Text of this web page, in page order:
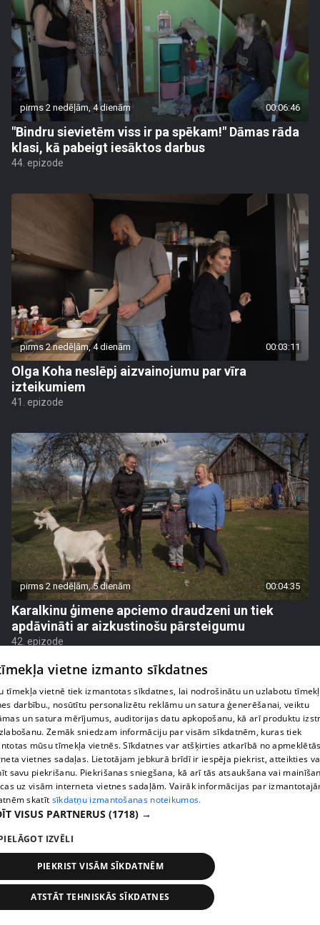
pirms 2 nedēļām, 4 dienām 00:06:46
"Bindru sievietēm viss ir pa spēkam!" Dāmas rāda
klasi, kā pabeigt iesāktos darbus
44. epizode
pirms 2 nedēļām, 4 dienām 00:03:11
Olga Koha neslēpj aizvainojumu par vīra
izteikumiem
41. epizode
pirms 2 nedēļām, 5 dienām 00:04:35
Karalkinu ģimene apciemo draudzeni un tiek
apdāvināti ar aizkustinošu pārsteigumu
42. epizode
Agrita Bindre stāsta, kā meita pielāgojas jaunajai
skolas un internāta ikdienai
45. epizode
vietne izmanto sīkdatnes
tīmekļa vietnē tiek izmantotas sīkdatnes, lai nodrošinātu un uzlabotu
darbību., nosūtītu personalizētu reklāmu un satura ģenerēšanai, veiktu
un satura mērījumus, auditorijas datu apkopošanu, kā arī produktu
Zemāk sniedzam informāciju par visām sīkdatnēm, kuras tiek
mūsu tīmekļa vietnēs. Sīkdatnes var atšķirties atkarībā no
vietnes sadaļas. Lietotājam jebkurā brīdī ir iespēja piekrist, atteikties
savu piekrišanu. Piekrišanas sniegšana, kā arī tās atsaukšana vai
uz visām interneta vietnes sadaļām. Vairāk informācijas par
skatīt sīkdatņu izmantošanas noteikumos.
VISUS PARTNERUS (1718) →
IZVĒLI
PIEKRIST VISĀM SĪKDATNĒM
ATSTĀT TEHNISKĀS SĪKDATNES